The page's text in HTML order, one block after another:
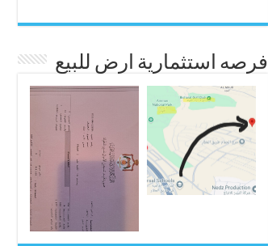
فرصه استثمارية ارض للبيع